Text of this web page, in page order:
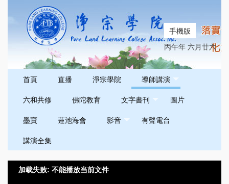
手機版
丙午年 六月廿六
首頁 直播 淨宗學院
導師講演
六和共修
佛陀教育 文字書刊
圖片
墨寶
蓮池海會 影音
有聲電台
講演全集
加载失败: 不能播放当前文件